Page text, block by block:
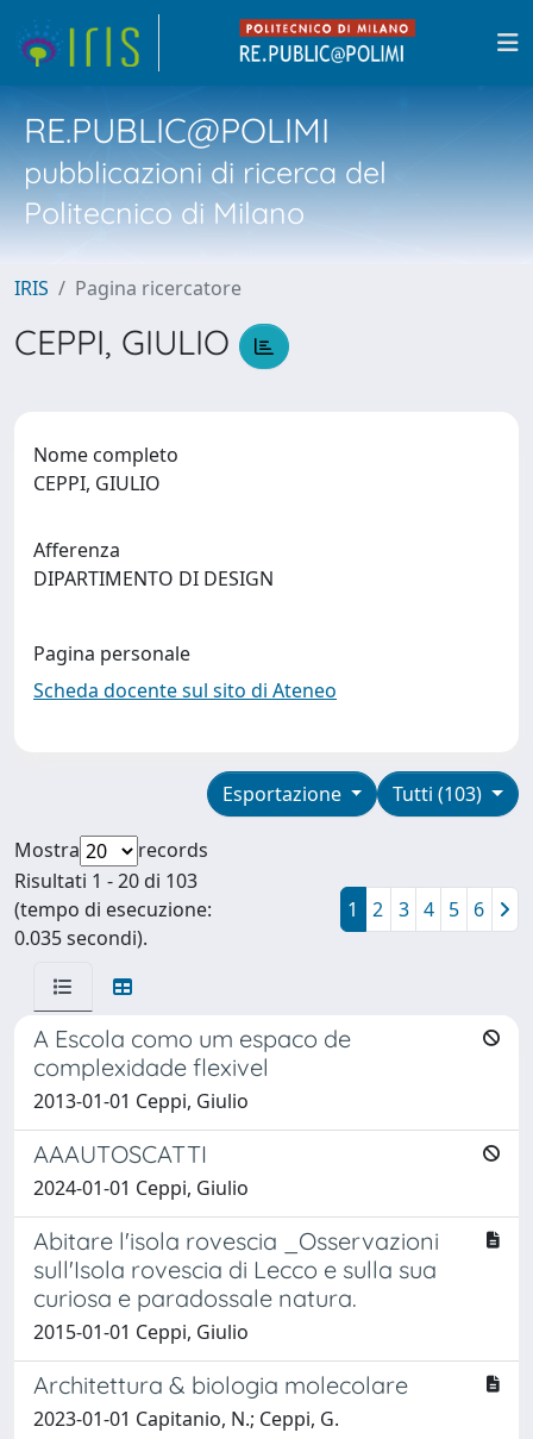
RE.PUBLIC@POLIMI
pubblicazioni di ricerca del
Politecnico di Milano
IRIS Pagina ricercatore
CEPPI, GIULIO
Nome completo
CEPPI, GIULIO
Afferenza
DIPARTIMENTO DI DESIGN
Pagina personale
Scheda docente sul sito di Ateneo
Tutti (103)
Esportazione
Mostra
records
Risultati 1 - 20 di 103
(tempo di esecuzione:
0.035 secondi).
1 2 3 4 5 6
A Escola como um espaco de
complexidade flexivel
2013-01-01 Ceppi, Giulio
AAAUTOSCATTI
2024-01-01 Ceppi, Giulio
Abitare l'isola rovescia _Osservazioni
sull'Isola rovescia di Lecco e sulla sua
curiosa e paradossale natura.
2015-01-01 Ceppi, Giulio
Architettura & biologia molecolare
2023-01-01 Capitanio, N.; Ceppi, G.